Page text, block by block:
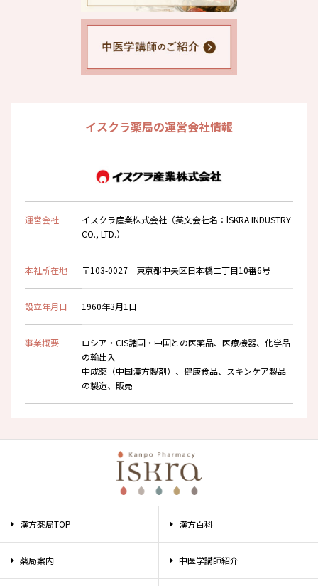
イスクラ薬局の運営会社情報
運営会社
イスクラ産業株式会社（英文会社名：lSKRA INDUSTRY
CO., LTD.）
本社所在地 〒103-0027 東京都中央区日本橋二丁目10番6号
設立年月日 1960年3月1日
事業概要
ロシア・CIS諸国・中国との医薬品、医療機器、化学品
の輸出入
中成薬（中国漢方製剤）、健康食品、スキンケア製品
の製造、販売
漢方薬局TOP 漢方百科
薬局案内 中医学講師紹介